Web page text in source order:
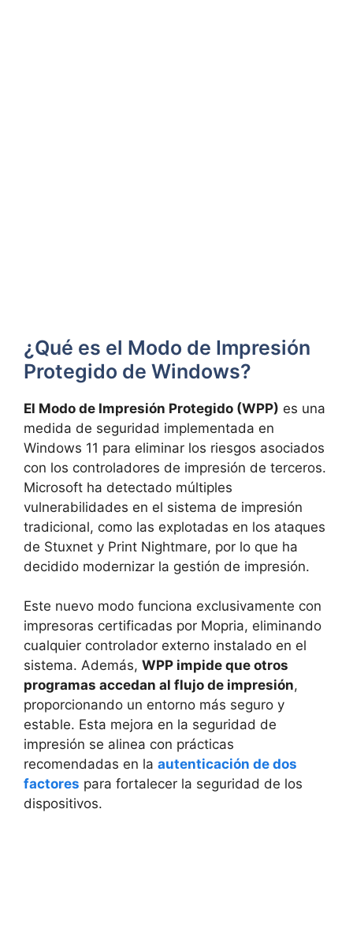
¿Qué es el Modo de Impresión
Protegido de Windows?
El Modo de Impresión Protegido (WPP) es una
medida de seguridad implementada en
Windows 11 para eliminar los riesgos asociados
con los controladores de impresión de terceros.
Microsoft ha detectado múltiples
vulnerabilidades en el sistema de impresión
tradicional, como las explotadas en los ataques
de Stuxnet y Print Nightmare, por lo que ha
decidido modernizar la gestión de impresión.
Este nuevo modo funciona exclusivamente con
impresoras certificadas por Mopria, eliminando
cualquier controlador externo instalado en el
sistema. Además, WPP impide que otros
programas accedan al flujo de impresión,
proporcionando un entorno más seguro y
estable. Esta mejora en la seguridad de
impresión se alinea con prácticas
recomendadas en la autenticación de dos
factores para fortalecer la seguridad de los
dispositivos.